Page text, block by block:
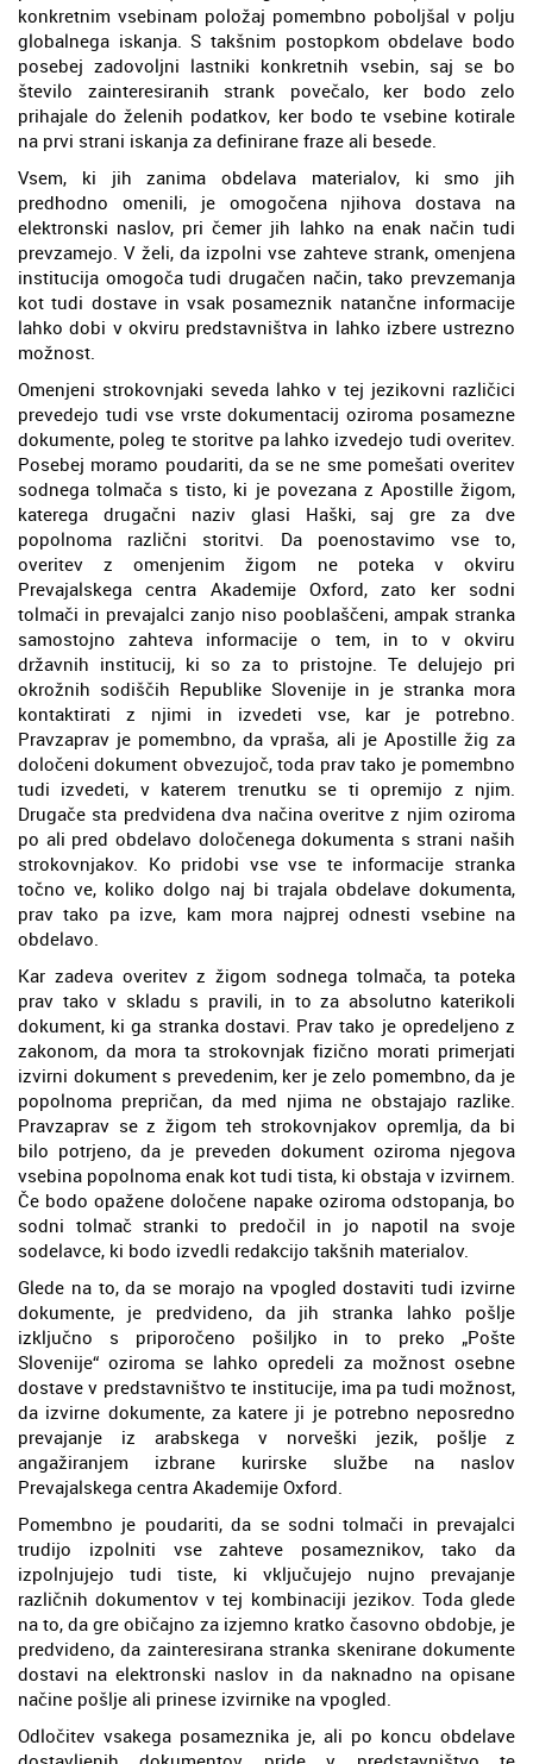
konkretnim vsebinam položaj pomembno poboljšal v polju
globalnega iskanja. S takšnim postopkom obdelave bodo
posebej zadovoljni lastniki konkretnih vsebin, saj se bo
število zainteresiranih strank povečalo, ker bodo zelo
prihajale do želenih podatkov, ker bodo te vsebine kotirale
na prvi strani iskanja za definirane fraze ali besede.
Vsem, ki jih zanima obdelava materialov, ki smo jih
predhodno omenili, je omogočena njihova dostava na
elektronski naslov, pri čemer jih lahko na enak način tudi
prevzamejo. V želi, da izpolni vse zahteve strank, omenjena
institucija omogoča tudi drugačen način, tako prevzemanja
kot tudi dostave in vsak posameznik natančne informacije
lahko dobi v okviru predstavništva in lahko izbere ustrezno
možnost.
Omenjeni strokovnjaki seveda lahko v tej jezikovni različici
prevedejo tudi vse vrste dokumentacij oziroma posamezne
dokumente, poleg te storitve pa lahko izvedejo tudi overitev.
Posebej moramo poudariti, da se ne sme pomešati overitev
sodnega tolmača s tisto, ki je povezana z Apostille žigom,
katerega drugačni naziv glasi Haški, saj gre za dve
popolnoma različni storitvi. Da poenostavimo vse to,
overitev z omenjenim žigom ne poteka v okviru
Prevajalskega centra Akademije Oxford, zato ker sodni
tolmači in prevajalci zanjo niso pooblaščeni, ampak stranka
samostojno zahteva informacije o tem, in to v okviru
državnih institucij, ki so za to pristojne. Te delujejo pri
okrožnih sodiščih Republike Slovenije in je stranka mora
kontaktirati z njimi in izvedeti vse, kar je potrebno.
Pravzaprav je pomembno, da vpraša, ali je Apostille žig za
določeni dokument obvezujoč, toda prav tako je pomembno
tudi izvedeti, v katerem trenutku se ti opremijo z njim.
Drugače sta predvidena dva načina overitve z njim oziroma
po ali pred obdelavo določenega dokumenta s strani naših
strokovnjakov. Ko pridobi vse vse te informacije stranka
točno ve, koliko dolgo naj bi trajala obdelave dokumenta,
prav tako pa izve, kam mora najprej odnesti vsebine na
obdelavo.
Kar zadeva overitev z žigom sodnega tolmača, ta poteka
prav tako v skladu s pravili, in to za absolutno katerikoli
dokument, ki ga stranka dostavi. Prav tako je opredeljeno z
zakonom, da mora ta strokovnjak fizično morati primerjati
izvirni dokument s prevedenim, ker je zelo pomembno, da je
popolnoma prepričan, da med njima ne obstajajo razlike.
Pravzaprav se z žigom teh strokovnjakov opremlja, da bi
bilo potrjeno, da je preveden dokument oziroma njegova
vsebina popolnoma enak kot tudi tista, ki obstaja v izvirnem.
Če bodo opažene določene napake oziroma odstopanja, bo
sodni tolmač stranki to predočil in jo napotil na svoje
sodelavce, ki bodo izvedli redakcijo takšnih materialov.
Glede na to, da se morajo na vpogled dostaviti tudi izvirne
dokumente, je predvideno, da jih stranka lahko pošlje
izključno s priporočeno pošiljko in to preko „Pošte
Slovenije“ oziroma se lahko opredeli za možnost osebne
dostave v predstavništvo te institucije, ima pa tudi možnost,
da izvirne dokumente, za katere ji je potrebno neposredno
prevajanje iz arabskega v norveški jezik, pošlje z
angažiranjem izbrane kurirske službe na naslov
Prevajalskega centra Akademije Oxford.
Pomembno je poudariti, da se sodni tolmači in prevajalci
trudijo izpolniti vse zahteve posameznikov, tako da
izpolnjujejo tudi tiste, ki vključujejo nujno prevajanje
različnih dokumentov v tej kombinaciji jezikov. Toda glede
na to, da gre običajno za izjemno kratko časovno obdobje, je
predvideno, da zainteresirana stranka skenirane dokumente
dostavi na elektronski naslov in da naknadno na opisane
načine pošlje ali prinese izvirnike na vpogled.
Odločitev vsakega posameznika je, ali po koncu obdelave